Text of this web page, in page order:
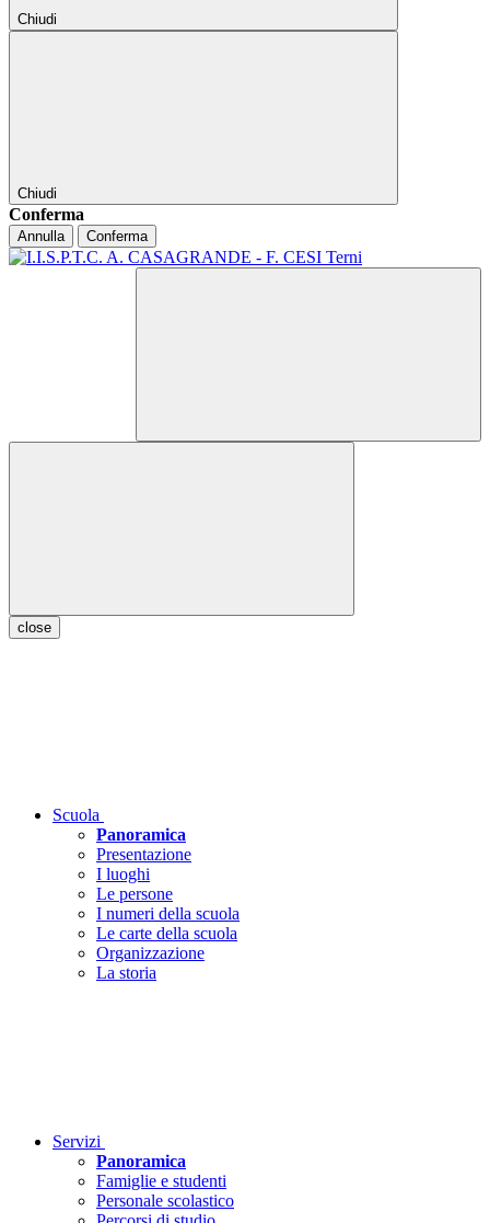
Chiudi
Chiudi
Conferma
Annulla Conferma
close
Scuola
Panoramica
Presentazione
I luoghi
Le persone
I numeri della scuola
Le carte della scuola
Organizzazione
La storia
Servizi
Panoramica
Famiglie e studenti
Personale scolastico